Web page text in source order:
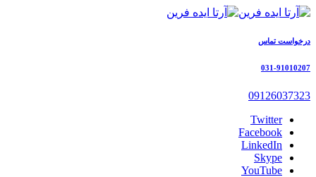
درخواست تماس
031-91010207
09126037323
Twitter
Facebook
LinkedIn
Skype
YouTube